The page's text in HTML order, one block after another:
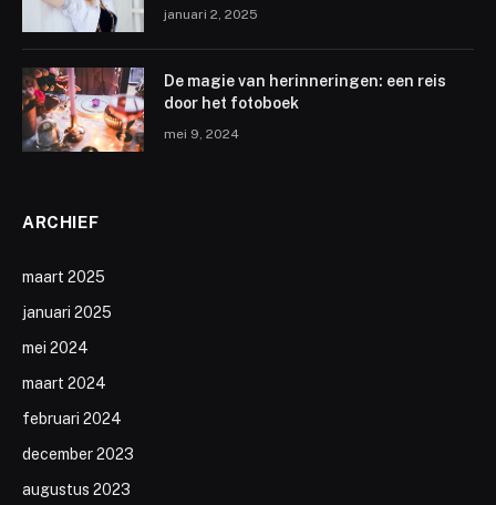
januari 2, 2025
De magie van herinneringen: een reis
door het fotoboek
mei 9, 2024
ARCHIEF
maart 2025
januari 2025
mei 2024
maart 2024
februari 2024
december 2023
augustus 2023